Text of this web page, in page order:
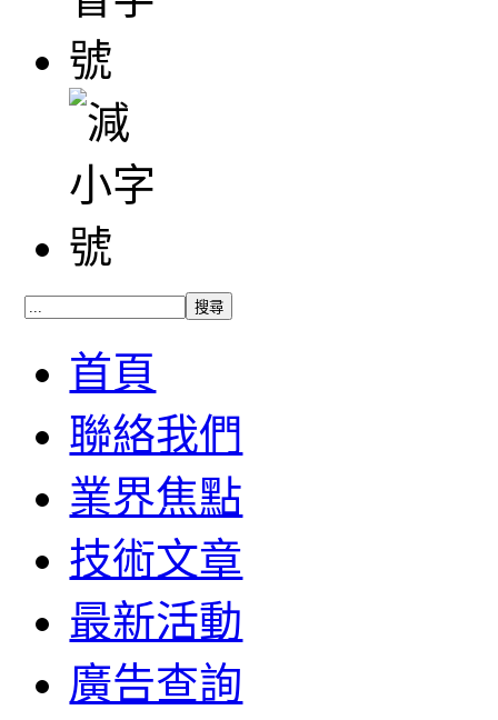
首頁
聯絡我們
業界焦點
技術文章
最新活動
廣告查詢